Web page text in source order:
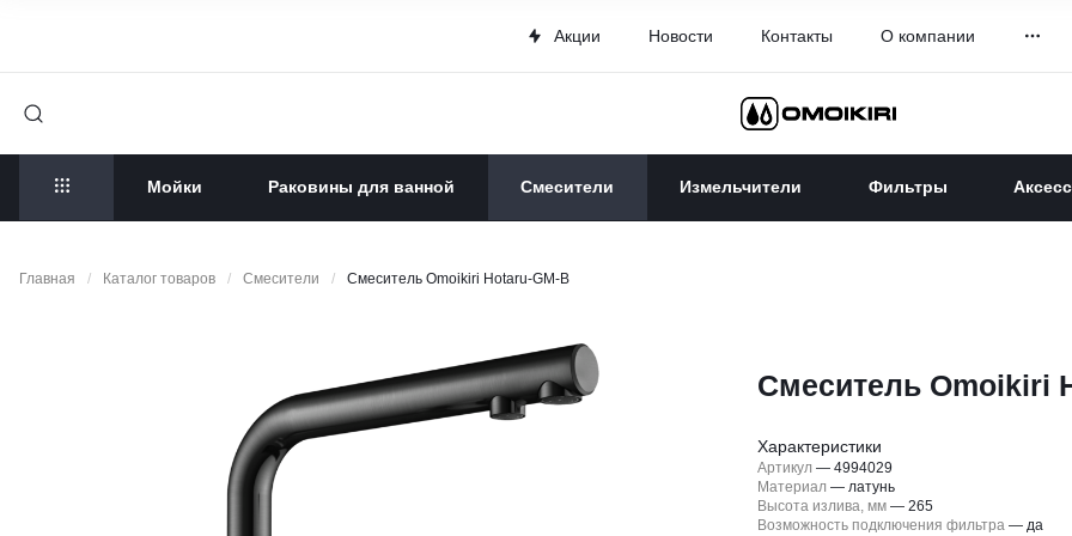
Акции Новости Контакты О компании
Мойки Раковины для ванной Смесители Измельчители Фильтры
Главная / Каталог товаров / Смесители / Смеситель Omoikiri Hotaru-GM-B
Смеситель Omoikiri
Характеристики
Артикул —4994029
Материал — латунь
Высота излива, мм —265
Возможность подключения фильтра — да